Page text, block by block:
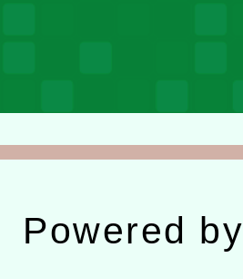
Powered by